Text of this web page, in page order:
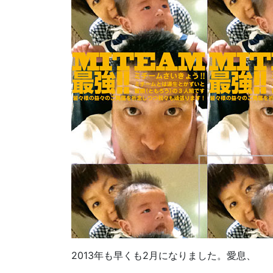
2013年も早くも2月になりました。愛息、